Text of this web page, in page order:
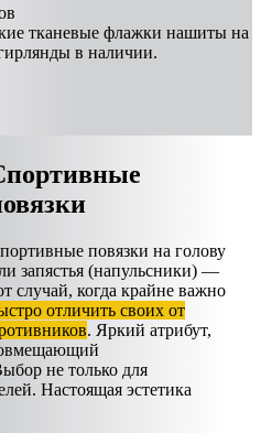
тканевые флажки нашиты на
в наличии.
повязки на голову
запястья (напульсники) —
случай, когда крайне важно
отличить своих от
. Яркий атрибут,
не только для
Настоящая эстетика